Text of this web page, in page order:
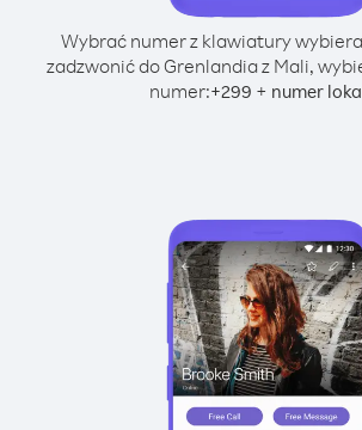
Wybrać numer z klawiatury
zadzwonić do Grenlandia z Mali,
numer:+299 + numer